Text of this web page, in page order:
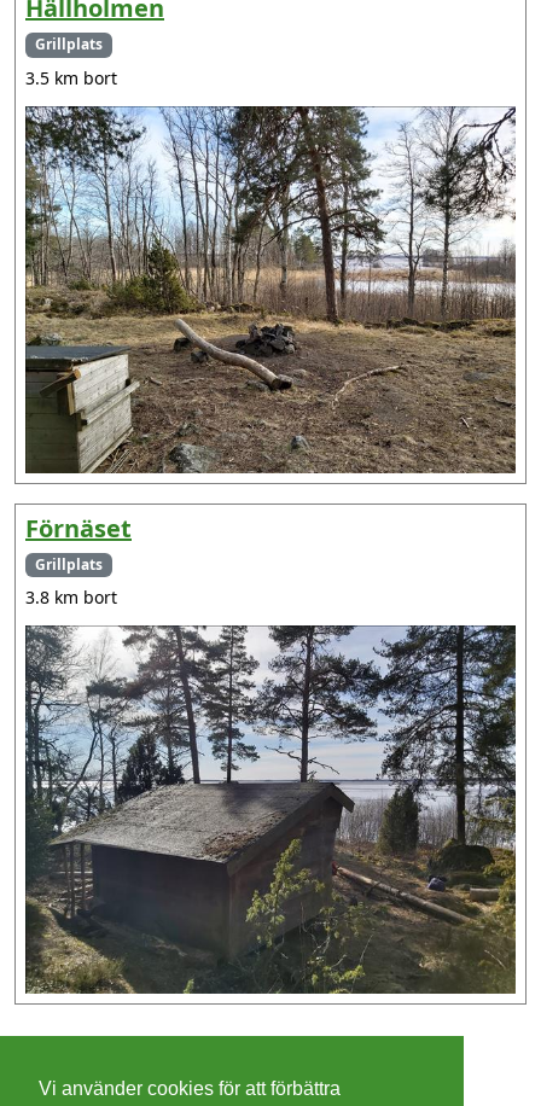
Hällholmen
Grillplats
3.5 km bort
Förnäset
Grillplats
3.8 km bort
Vi använder cookies för att förbättra